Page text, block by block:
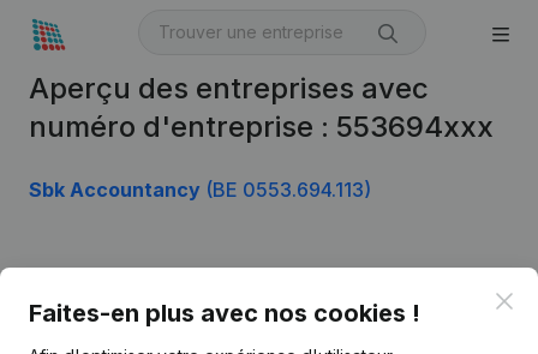
Aperçu des entreprises avec
numéro d'entreprise : 553694xxx
Sbk Accountancy (BE 0553.694.113)
Faites-en plus avec nos cookies !
Informations d’entreprise